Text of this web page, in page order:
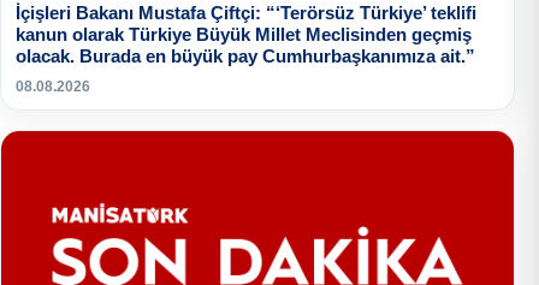
İçişleri Bakanı Mustafa Çiftçi: “‘Terörsüz Türkiye’ teklifi
kanun olarak Türkiye Büyük Millet Meclisinden geçmiş
olacak. Burada en büyük pay Cumhurbaşkanımıza ait.”
08.08.2026